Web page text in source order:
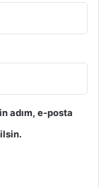
adım, e-posta